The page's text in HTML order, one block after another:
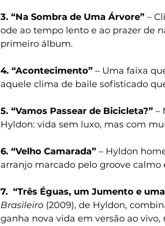
3. “Na Sombra de Uma Árvore” –
ode ao tempo lento e ao prazer de
primeiro álbum.
4. “Acontecimento” – Uma faixa
aquele clima de baile sofisticado
5. “Vamos Passear de Bicicleta?” –
Hyldon: vida sem luxo, mas com
6. “Velho Camarada” – Hyldon
arranjo marcado pelo groove
7.  “Três Éguas, um Jumento e
Brasileiro (2009), de Hyldon,
ganha nova vida em versão ao